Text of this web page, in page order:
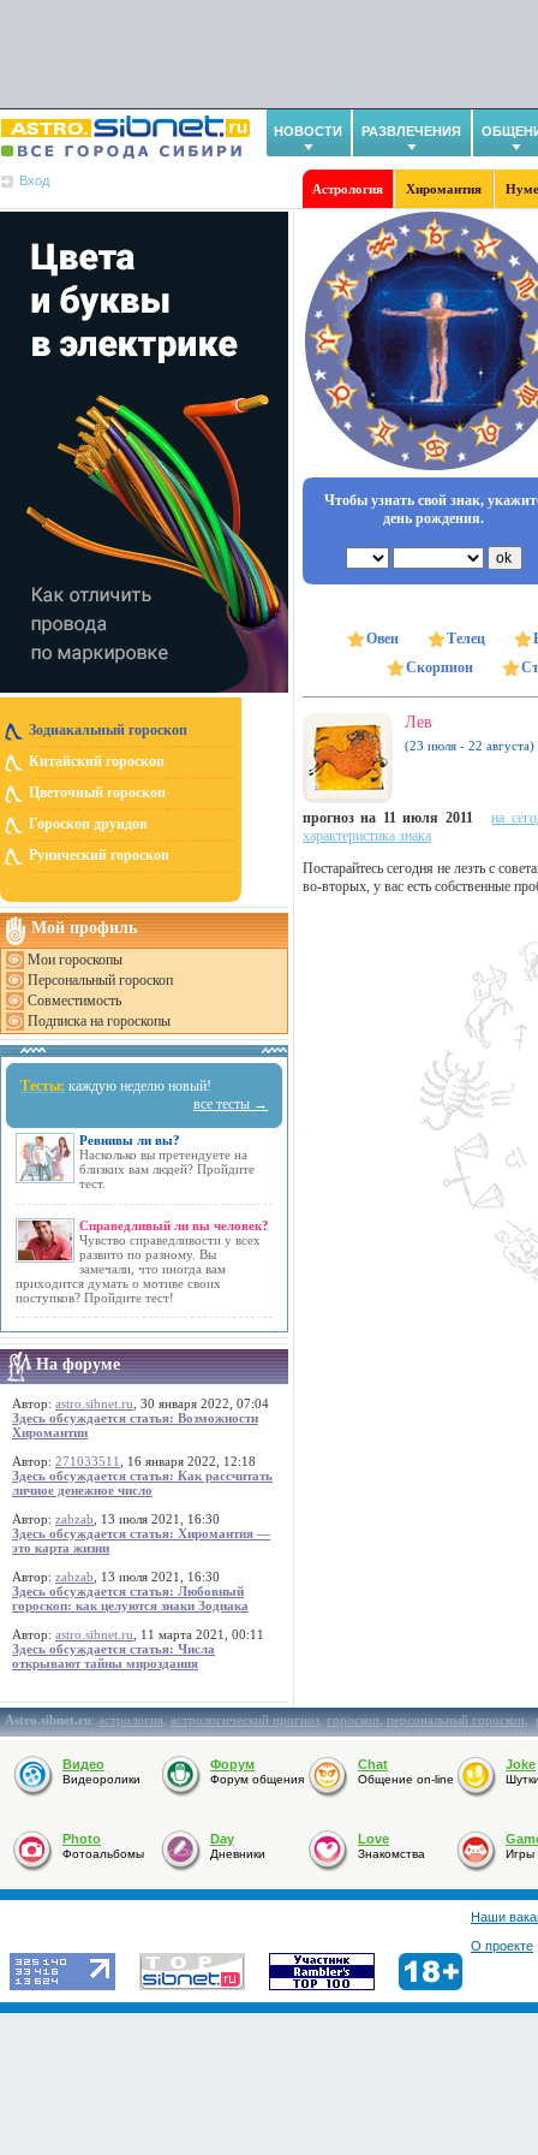
НОВОСТИ РАЗВЛЕЧЕНИЯ
Вход
Астрология Хиромантия
Зодиакальный гороскоп
Китайский гороскоп
Цветочный гороскоп
Гороскоп друидов
Рунический гороскоп
Мой профиль
Мои гороскопы
Персональный гороскоп
Совместимость
Подписка на гороскопы
Тесты: каждую неделю новый!
все тесты →
Ревнивы ли вы?
Насколько вы претендуете на
близких вам людей? Пройдите
тест.
Справедливый ли вы человек?
Чувство справедливости у всех
развито по разному. Вы
замечали, что иногда вам
приходится думать о мотиве своих
поступков? Пройдите тест!
На форуме
Автор: astro.sibnet.ru , 30 января 2022, 07:04
Здесь обсуждается статья: Возможности
Хиромантии
Автор: 271033511
, 16 января 2022, 12:18
Здесь обсуждается статья: Как рассчитать
личное денежное число
Автор: zabzab , 13 июля 2021, 16:30
Здесь обсуждается статья: Хиромантия —
это карта жизни
Автор: zabzab , 13 июля 2021, 16:30
Здесь обсуждается статья: Любовный
гороскоп: как целуются знаки Зодиака
Автор: astro.sibnet.ru , 11 марта 2021, 00:11
Здесь обсуждается статья: Числа
открывают тайны мироздания
Чтобы узнать свой знак,
день рождения.
Овен Телец
Скорпион
Лев
(23 июля - 22 августа)
прогноз на 11 июля 2011
на
характеристика знака
Постарайтесь сегодня не лезть с
во-вторых, у вас есть собственные
Astro.sibnet.ru:астрология,астрологический прогноз,гороскоп,персональный гороскоп,
Видео
Видеоролики
Форум
Форум общения
Chat
Общение on-line
Joke
Photo
Фотоальбомы
Day
Дневники
Love
Знакомства Игры
Наши
О проекте